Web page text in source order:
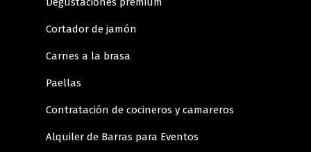
Cortador de jamón
Carnes a la brasa
Paellas
Contratación de cocineros y camareros
Alquiler de Barras para Eventos